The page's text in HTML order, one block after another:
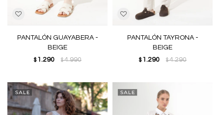
PANTALÓN GUAYABERA -
BEIGE
$ 1.290 $4.990
PANTALÓN TAYRONA -
BEIGE
$ 1.290 $4.290